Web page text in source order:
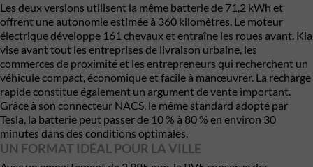
Les deux versions utilisent la même batterie de 71,2 kWh et
offrent une autonomie estimée à 360 kilomètres. Le moteur
électrique développe 161 chevaux et entraîne les roues avant. Kia
vise avant tout les entreprises de livraison urbaine, les
commerces de proximité et les entrepreneurs qui recherchent un
véhicule compact, économique et facile à manœuvrer. La recharge
rapide constitue également un argument de vente important.
Grâce à son connecteur NACS, le même standard adopté par
Tesla, la batterie peut passer de 10 % à 80 % en environ 30
minutes dans des conditions optimales.
UN FORMAT IDÉAL POUR LA VILLE